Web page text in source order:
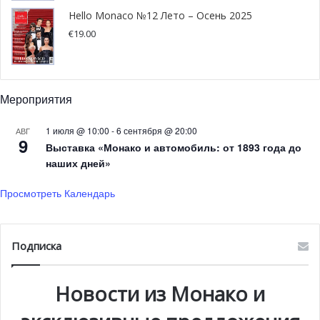
Тридворновой на тему «Я люблю тебя, Россия!» —
организаторы обещают, что модели облачатся в
кокошники из цветов.
фото с сайта www.tatler.ru
Hello Monaco №12 Лето – Осень 2025
€19.00
Мероприятия
АВГ
9
1 июля @ 10:00 -6 сентября @ 20:00
Выставка «Монако и автомобиль: от 1893 года до
наших дней»
Просмотреть Календарь
Подписка
Новости из Монако и